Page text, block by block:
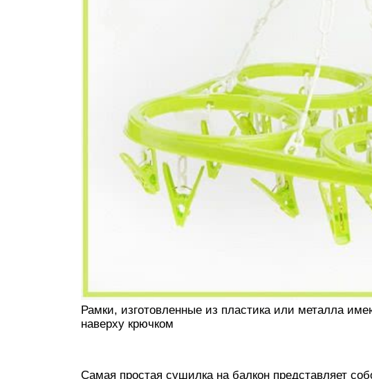
Рамки, изготовленные из пластика или металла
наверху крючком
Самая простая сушилка на балкон представляет